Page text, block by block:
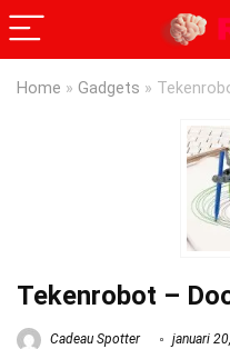
Home » Gadgets »
Tekenrobot –
Cadeau Spotter januari